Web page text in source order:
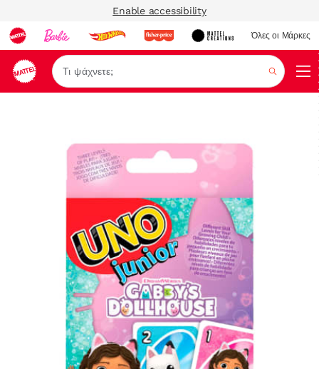
Enable accessibility
Όλες οι Μάρκες